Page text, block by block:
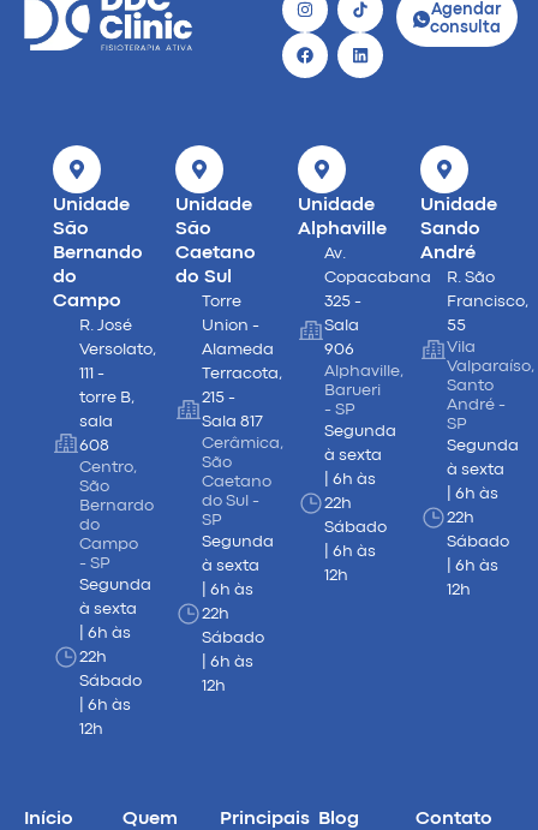
Agendar
consulta
Unidade
São
Bernando
do
Campo
R. José
Versolato,
111 -
torre B,
sala
608
Centro,
São
Bernardo
do
Campo
- SP
Segunda
à sexta
| 6h às
22h
Sábado
| 6h às
12h
Unidade
São
Caetano
do Sul
Torre
Union -
Alameda
Terracota,
215 -
Sala 817
Cerâmica,
São
Caetano
do Sul -
SP
Segunda
à sexta
| 6h às
22h
Sábado
| 6h às
12h
Unidade
Alphaville
Av.
Copacabana
325 -
Sala
906
Alphaville,
Barueri
- SP
Segunda
à sexta
| 6h às
22h
Sábado
| 6h às
12h
Unidade
Sando
André
R. São
Francisco,
55
Vila
Valparaíso,
Santo
André -
SP
Segunda
à sexta
| 6h às
22h
Sábado
| 6h às
12h
Início
Quem
Principais
Blog Contato